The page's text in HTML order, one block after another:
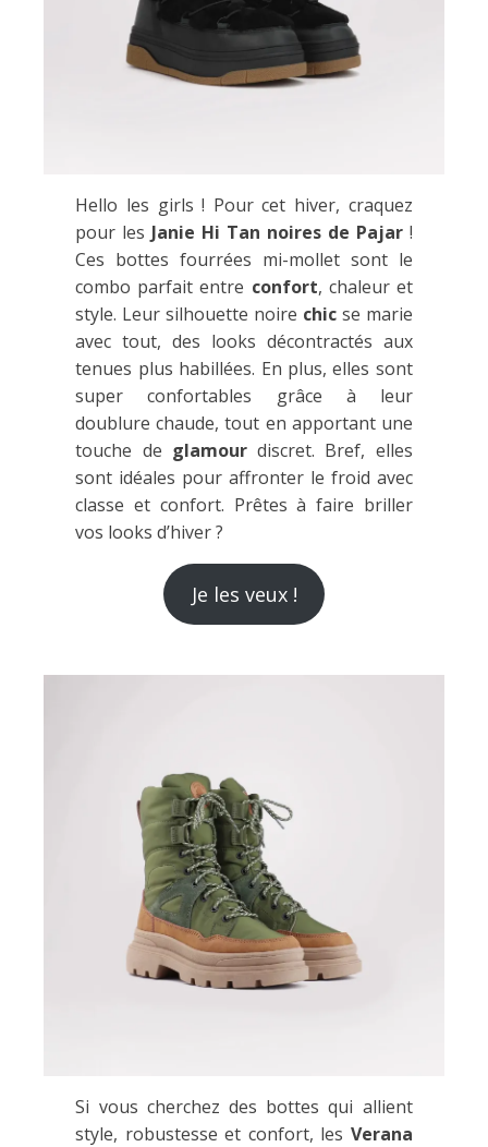
Hello les girls ! Pour cet hiver, craquez
pour les Janie Hi Tan noires de Pajar!
Ces bottes fourrées mi-mollet sont le
combo parfait entre confort, chaleur et
style. Leur silhouette noire chic se marie
avec tout, des looks décontractés aux
tenues plus habillées. En plus, elles sont
super confortables grâce à leur
doublure chaude, tout en apportant une
touche de glamourdiscret. Bref, elles
sont idéales pour affronter le froid avec
classe et confort. Prêtes à faire briller
vos looks d’hiver ?
Je les veux !
Si vous cherchez des bottes qui allient
style, robustesse et confort, les Verana